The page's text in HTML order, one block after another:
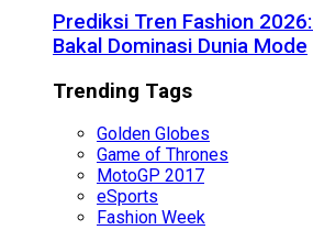
Prediksi Tren Fashion
Bakal Dominasi Dunia Mode
Trending Tags
Golden Globes
Game of Thrones
MotoGP 2017
eSports
Fashion Week